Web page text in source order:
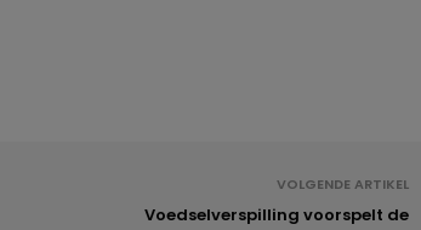
VOLGENDE ARTIKEL
Voedselverspilling voorspelt de